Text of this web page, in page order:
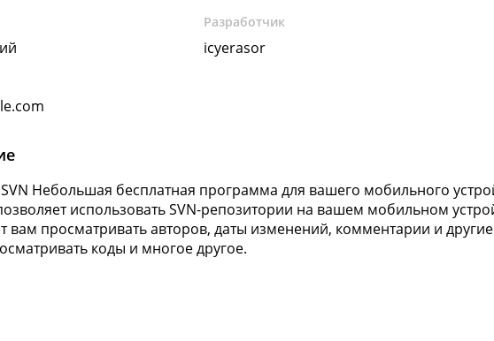
Разработчик
icyerasor
Небольшая бесплатная программа для вашего мобильного
использовать SVN-репозитории на вашем мобильном
вам просматривать авторов, даты изменений, комментарии и
коды и многое другое.